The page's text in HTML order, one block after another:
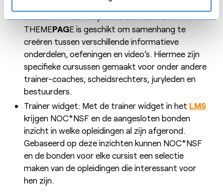
Templates tot één programma waarin een
thema of onderwerp centraal staat. De
THEMEPAGE is geschikt om samenhang te
creëren tussen verschillende informatieve
onderdelen, oefeningen en video’s. Hiermee zijn
specifieke cursussen gemaakt voor onder andere
trainer-coaches, scheidsrechters, juryleden en
bestuurders.
Trainer widget: Met de trainer widget in het LMS
krijgen NOC*NSF en de aangesloten bonden
inzicht in welke opleidingen al zijn afgerond.
Gebaseerd op deze inzichten kunnen NOC*NSF
en de bonden voor elke cursist een selectie
maken van de opleidingen die interessant voor
hen zijn.